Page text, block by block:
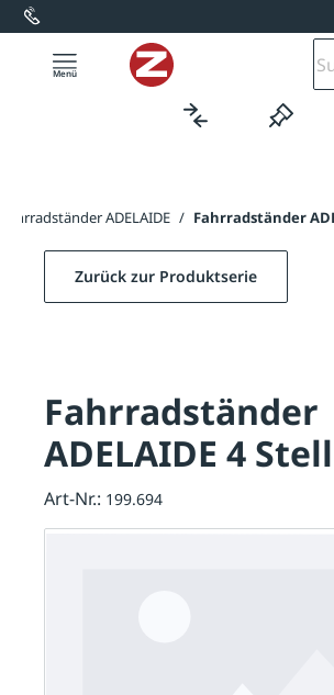
springen
Fahrradständer ADELAIDE / Fahrradständer
Zurück zur Produktserie
Fahrradständer
ADELAIDE 4
Art-Nr.: 199.694